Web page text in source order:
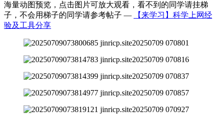
海量动图预览，点击图片可放大观看，看不到的同学请挂梯
子，不会用梯子的同学请参考帖子 —
【来学习】科学上网经
验及工具分享